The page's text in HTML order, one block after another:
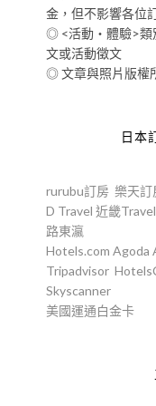
金，但不影響各位
◎ <活動‧體驗>類
文或活動徵文
◎ 文章與照片版權
日本
rurubu訂房 樂天訂
D Travel 近畿Travel
路東瀛
Hotels.com Agoda
Tripadvisor
Skyscanner
美國運通白金卡